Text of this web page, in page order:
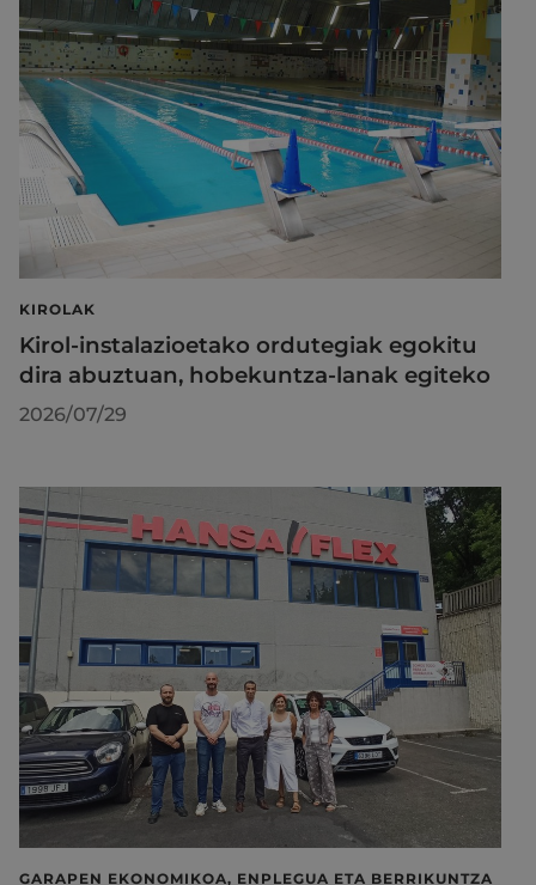
KIROLAK
Kirol-instalazioetako ordutegiak egokitu
dira abuztuan, hobekuntza-lanak egiteko
2026/07/29
GARAPEN EKONOMIKOA, ENPLEGUA ETA BERRIKUNTZA